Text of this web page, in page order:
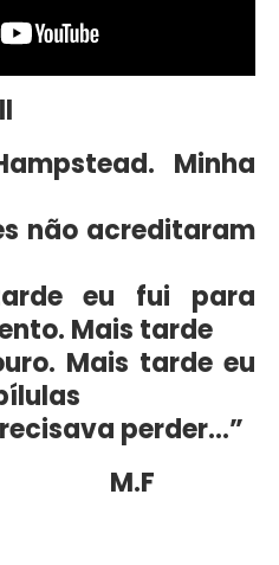
Minha
não acreditaram
eu fui para
Mais tarde
Mais tarde eu
perder…”